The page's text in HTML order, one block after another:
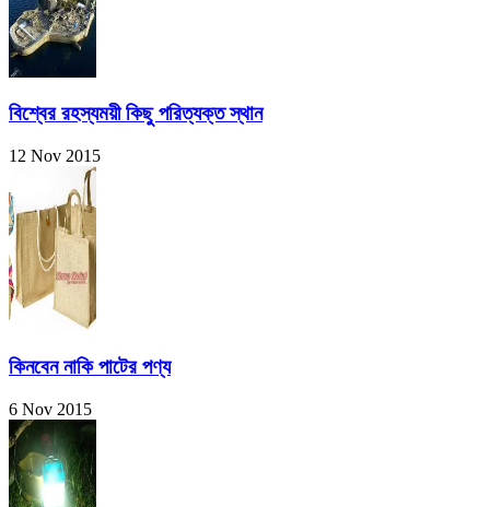
বিশ্বের রহস্যময়ী কিছু পরিত্যক্ত স্থান
12 Nov 2015
কিনবেন নাকি পাটের পণ্য
6 Nov 2015